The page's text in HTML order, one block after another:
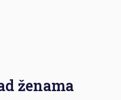
ženama